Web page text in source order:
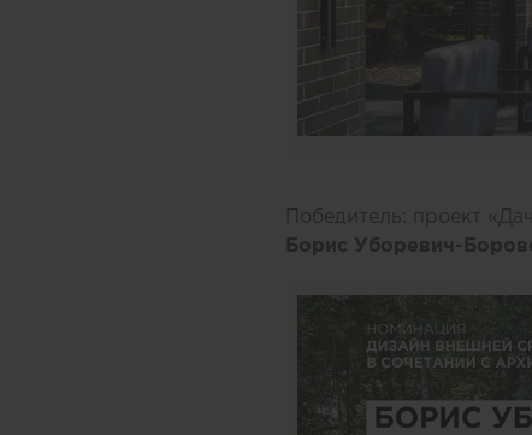
Победитель: проект
Борис Уборевич-